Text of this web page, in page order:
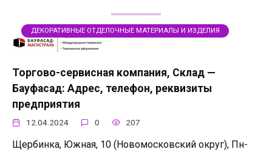
ДЕКОРАТИВНЫЕ ОТДЕЛОЧНЫЕ МАТЕРИАЛЫ И ИЗДЕЛИЯ
Торгово-сервисная компания, Склад —
Бауфасад: Адрес, телефон, реквизиты
предприятия
12.04.2024 0 207
Щербинка, Южная, 10 (Новомосковский округ), Пн-